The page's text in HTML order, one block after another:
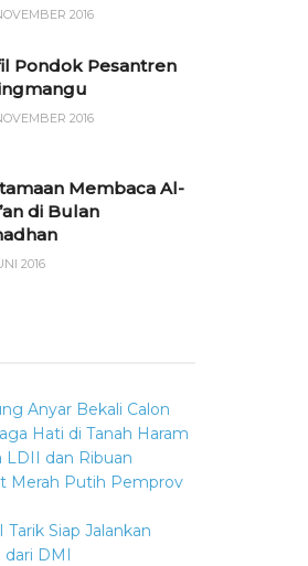
2016
Pondok Pesantren
2016
Membaca Al-
di Bulan
2016
Anyar Bekali Calon
Hati di Tanah Haram
LDII dan Ribuan
Merah Putih Pemprov
Tarik Siap Jalankan
DMI